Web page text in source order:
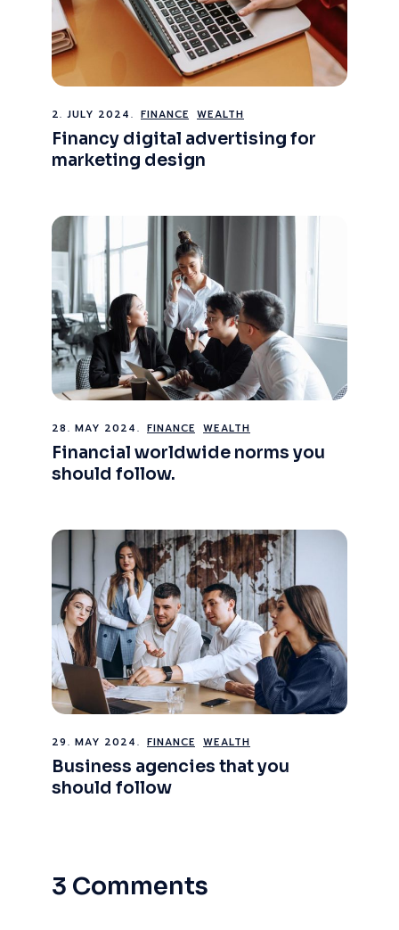
2. JULY 2024. FINANCE WEALTH
Financy digital advertising for
marketing design
28. MAY 2024. FINANCE WEALTH
Financial worldwide norms you
should follow.
29. MAY 2024. FINANCE WEALTH
Business agencies that you
should follow
3 Comments